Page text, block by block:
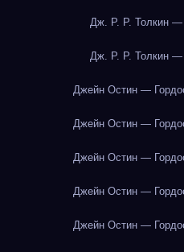
Дж. Р. Р. Толкин —
Дж. Р. Р. Толкин —
Джейн Остин —
Джейн Остин —
Джейн Остин —
Джейн Остин —
Джейн Остин —